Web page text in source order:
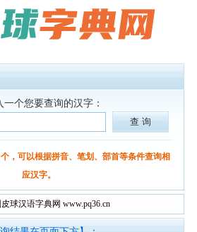
一个您要查询的汉字：
，可以根据拼音、笔划、部首等条件查询相
应汉字。
球汉语字典网 www.pq36.cn